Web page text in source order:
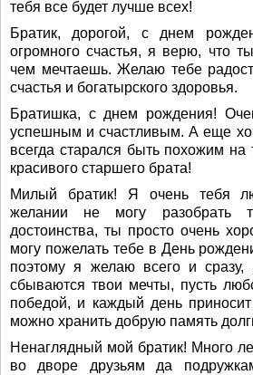
тебя все будет лучше всех!
Братик, дорогой, с днем
огромного счастья, я верю, что
чем мечтаешь. Желаю тебе
счастья и богатырского здоровья.
Братишка, с днем рождения!
успешным и счастливым. А еще
всегда старался быть похожим на
красивого старшего брата!
Милый братик! Я очень тебя
желании не могу разобрать
достоинства, ты просто очень
могу пожелать тебе в День
поэтому я желаю всего и
сбываются твои мечты, пусть
победой, и каждый день
можно хранить добрую память
Ненаглядный мой братик! Много
во дворе друзьям да